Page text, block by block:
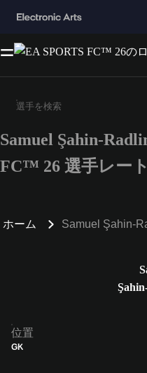
3文字以上の文字また
Samuel Şahin-
FC™ 26 選手レート
ホーム Samuel Şahin-
位置
GK